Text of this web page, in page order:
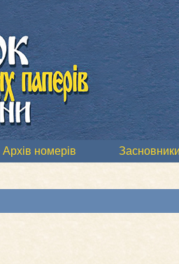
Архів номерів